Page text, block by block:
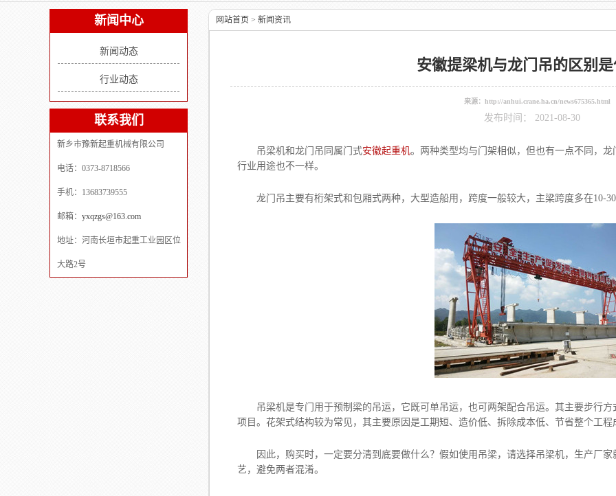
新闻中心
新闻动态
行业动态
联系我们
新乡市豫新起重机械有限公司
电话：0373-8718566
手机：13683739555
邮箱： yxqzgs@163.com
地址：河南长垣市起重工业园区位
大路2号
网站首页 > 新闻资讯
安徽提梁机与龙门吊的区别
来源： http://anhui.crane.ha.cn/news675365.html
发布时间： 2021-08-30
吊梁机和龙门吊同属门式安徽起重机。两种类型均与门架相似，但也有一点不同，
行业用途也不一样。
龙门吊主要有桁架式和包厢式两种，大型造船用，跨度一般较大，主梁跨度多在10-
吊梁机是专门用于预制梁的吊运，它既可单吊运，也可两架配合吊运。其主要步行方
项目。花架式结构较为常见，其主要原因是工期短、造价低、拆除成本低、节省整个工程
因此，购买时，一定要分清到底要做什么？假如使用吊梁，请选择吊梁机，生产厂家
艺，避免两者混淆。